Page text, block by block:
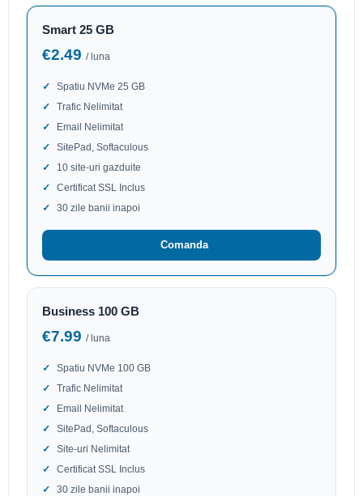
Smart 25 GB
€2.49 / luna
Spatiu NVMe 25 GB
Trafic Nelimitat
Email Nelimitat
SitePad, Softaculous
10 site-uri gazduite
Certificat SSL Inclus
30 zile banii inapoi
Comanda
Business 100 GB
€7.99 / luna
Spatiu NVMe 100 GB
Trafic Nelimitat
Email Nelimitat
SitePad, Softaculous
Site-uri Nelimitat
Certificat SSL Inclus
30 zile banii inapoi